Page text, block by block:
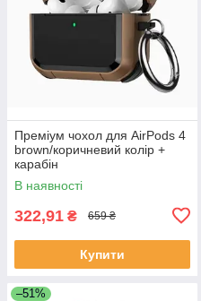
Преміум чохол для AirPods 4
brown/коричневий колір +
карабін
В наявності
322,91 ₴ 659 ₴
Купити
–51%